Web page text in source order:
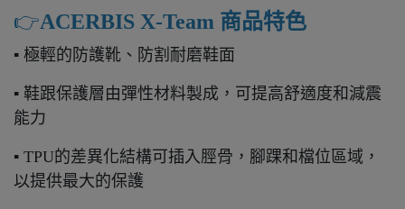
👉️ACERBIS X-Team 商品特色
▪ 極輕的防護靴、防割耐磨鞋面
▪ 鞋跟保護層由彈性材料製成，可提高舒適度和減震
能力
▪ TPU的差異化結構可插入脛骨，腳踝和檔位區域，
以提供最大的保護